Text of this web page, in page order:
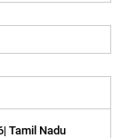
Tamil Nadu